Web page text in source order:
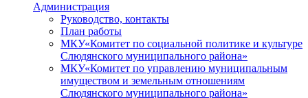
Администрация
Руководство, контакты
План работы
МКУ«Комитет по социальной политике и культуре
Слюдянского муниципального района»
МКУ«Комитет по управлению муниципальным
имуществом и земельным отношениям
Слюдянского муниципального района»